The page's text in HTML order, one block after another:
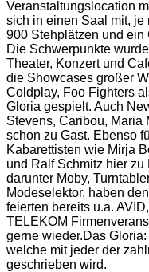
Veranstaltungslocation
sich in einen Saal mit, je
900 Stehplätzen und ein
Die Schwerpunkte
Theater, Konzert und
die Showcases großer
Coldplay, Foo Fighters
Gloria gespielt. Auch
Stevens, Caribou, Maria
schon zu Gast. Ebenso
Kabarettisten wie Mirja
und Ralf Schmitz hier
darunter Moby,
Modeselektor, haben
feierten bereits u.a.
TELEKOM
gerne wieder.Das
welche mit jeder der
geschrieben wird.